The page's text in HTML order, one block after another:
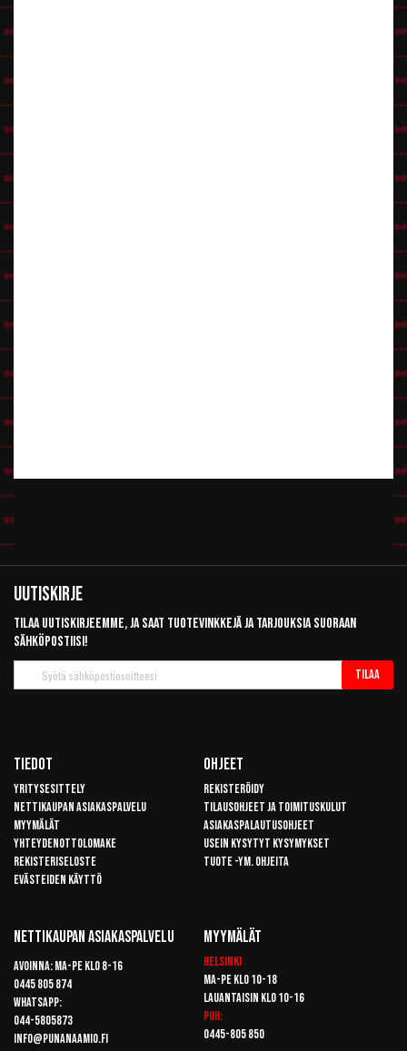
Uutiskirje
Tilaa uutiskirjeemme, ja saat tuotevinkkejä ja tarjouksia suoraan
sähköpostiisi!
uutiskirje
Tilaa
Tiedot
Yritysesittely
Nettikaupan asiakaspalvelu
Myymälät
Yhteydenottolomake
Rekisteriseloste
Evästeiden käyttö
Ohjeet
Rekisteröidy
Tilausohjeet ja toimituskulut
Asiakaspalautusohjeet
Usein kysytyt kysymykset
Tuote -ym. ohjeita
Nettikaupan Asiakaspalvelu
Avoinna: Ma-pe klo 8-16
0445 805 874
Whatsapp:
044-5805873
info@punanaamio.fi
Myymälät
Helsinki
Ma-pe klo 10-18
Lauantaisin klo 10-16
Puh:
0445-805 850